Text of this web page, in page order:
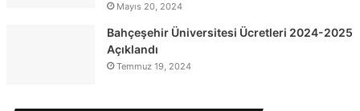
Mayıs 20, 2024
Bahçeşehir Üniversitesi Ücretleri 2024-2025
Açıklandı
Temmuz 19, 2024